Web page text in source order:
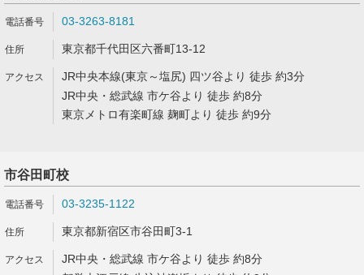
03-3263-8181
東京都千代田区六番町13-12
JR中央本線(東京～塩尻) 四ツ谷より 徒歩 約3分
JR中央・総武線 市ケ谷より 徒歩 約8分
東京メトロ有楽町線 麹町より 徒歩 約9分
市谷田町校
03-3235-1122
東京都新宿区市谷田町3-1
JR中央・総武線 市ケ谷より 徒歩 約8分